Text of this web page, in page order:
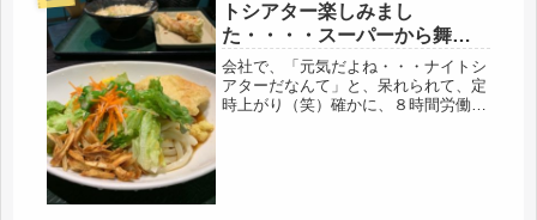
トシアター楽しみまし
た・・・・スーパーから舞茸
が消えた日（笑）
会社で、「元気だよね・・・ナイトシ
アターだなんて」と、呆れられて、定
時上がり（笑）確かに、８時間労働の